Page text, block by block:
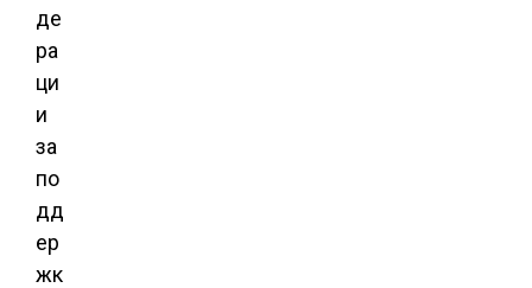
де
ра
ци
и
за
по
дд
ер
жк